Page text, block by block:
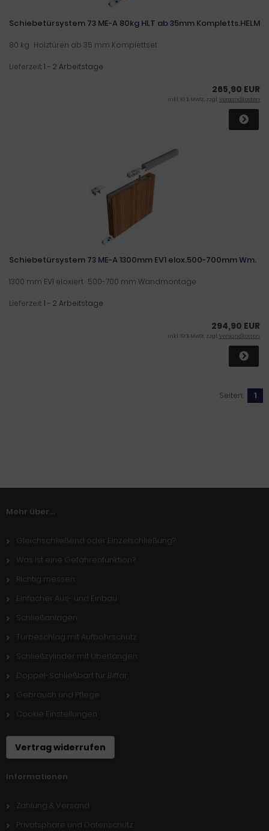
Schiebetürsystem 73 ME-A 80kg HLT ab 35mm Kompletts.HELM
80 kg · Holztüren ab 35 mm Komplettset
Lieferzeit:1 - 2 Arbeitstage
265,90 EUR
inkl. 19 % MwSt. zzgl.Versandkosten
Schiebetürsystem 73 ME-A 1300mm EV1 elox.500-700mm Wm.
1300 mm EV1 eloxiert · 500-700 mm Wandmontage
Lieferzeit:1 - 2 Arbeitstage
294,90 EUR
inkl. 19 % MwSt. zzgl.Versandkosten
Seiten: 1
Mehr über...
Gleichschließend oder Einzelschließung?
Was ist eine Gefahrenfunktion?
Richtig messen
Einfacher Aus- und Einbau
Schließanlagen
Türbeschlag mit Aufbohrschutz
Schließzylinder mit Überlängen
Doppel-Schließbart für Biffar
Gebrauch und Pflege
Cookie Einstellungen
Vertrag widerrufen
Informationen
Zahlung & Versand
Privatsphäre und Datenschutz